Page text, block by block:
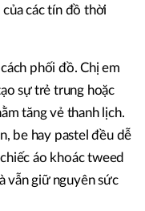
các tín đồ thời
phối đồ. Chị em
sự trẻ trung hoặc
tăng vẻ thanh lịch.
be hay pastel đều dễ
áo khoác tweed
vẫn giữ nguyên sức